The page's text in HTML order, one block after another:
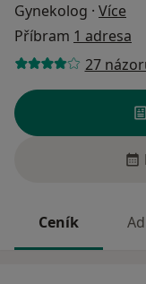
Gynekolog · Více
Příbram 1 adresa
27
Ceník